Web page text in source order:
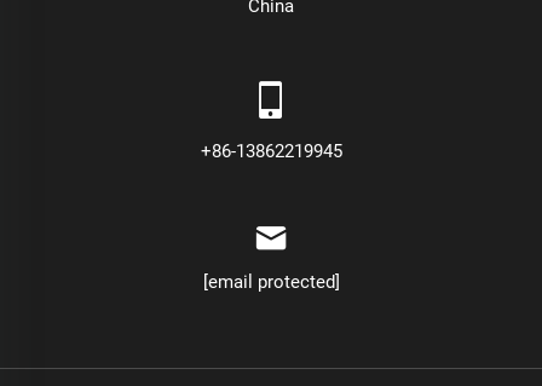
China
+86-13862219945
[email protected]